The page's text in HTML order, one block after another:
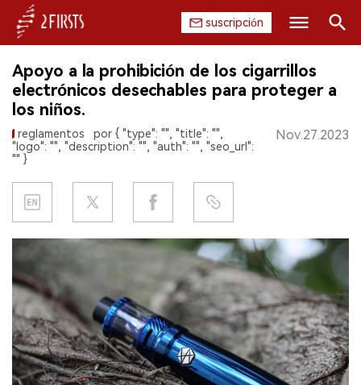
suscripción
INICIO
EMPRESA
PRODUCTO
REGULACIÓN
CHINA
DATOS
EXPOSICIÓN
ENTREVISTA
Buscar
Apoyo a la prohibición de los cigarrillos
electrónicos desechables para proteger a
los niños.
reglamentos
por { "type": "", "title": "",
"logo": "", "description": "", "auth": "", "seo_url":
"" }
Nov.27.2023